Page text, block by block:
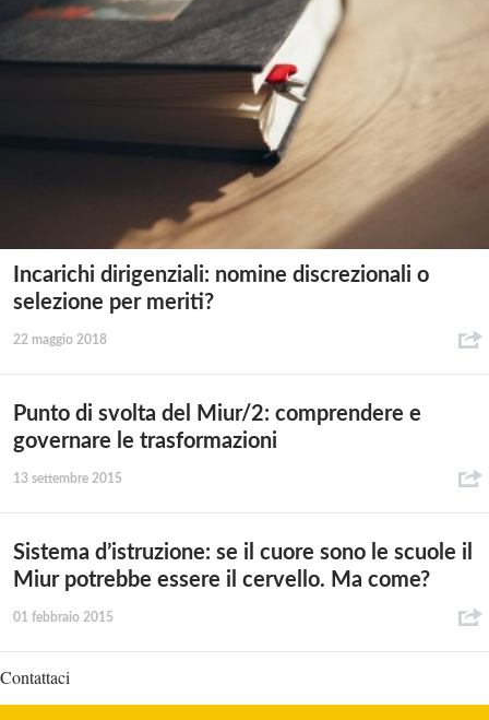
Incarichi dirigenziali: nomine discrezionali o
selezione per meriti?
22 maggio 2018
Punto di svolta del Miur/2: comprendere e
governare le trasformazioni
13 settembre 2015
Sistema d’istruzione: se il cuore sono le scuole il
Miur potrebbe essere il cervello. Ma come?
01 febbraio 2015
Contattaci